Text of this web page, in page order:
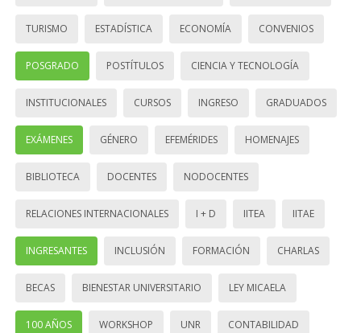
TURISMO ESTADÍSTICA ECONOMÍA CONVENIOS
POSGRADO POSTÍTULOS CIENCIA Y TECNOLOGÍA
INSTITUCIONALES CURSOS INGRESO GRADUADOS
EXÁMENES GÉNERO EFEMÉRIDES HOMENAJES
BIBLIOTECA DOCENTES NODOCENTES
RELACIONES INTERNACIONALES I + D IITEA IITAE
INGRESANTES INCLUSIÓN FORMACIÓN CHARLAS
BECAS BIENESTAR UNIVERSITARIO LEY MICAELA
100 AÑOS WORKSHOP UNR CONTABILIDAD